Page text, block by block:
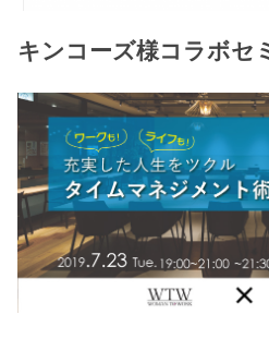
キンコーズ様コラボセ